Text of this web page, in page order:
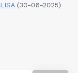
LISA(30-06-2025)